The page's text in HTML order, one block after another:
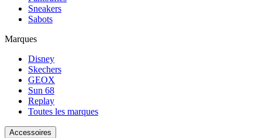
Sneakers
Sabots
Marques
Disney
Skechers
GEOX
Sun 68
Replay
Toutes les marques
Accessoires